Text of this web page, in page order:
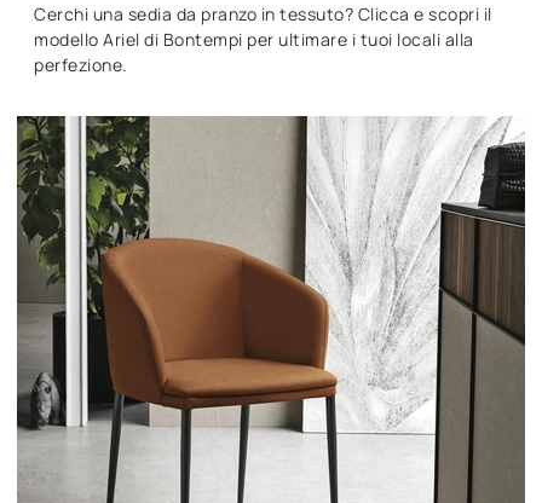
Cerchi una sedia da pranzo in tessuto? Clicca e scopri il
modello Ariel di Bontempi per ultimare i tuoi locali alla
perfezione.